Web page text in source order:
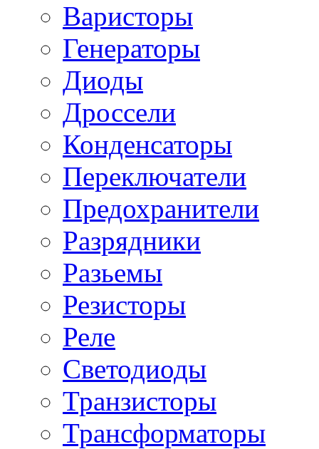
Варисторы
Генераторы
Диоды
Дроссели
Конденсаторы
Переключатели
Предохранители
Разрядники
Разьемы
Резисторы
Реле
Светодиоды
Транзисторы
Трансформаторы